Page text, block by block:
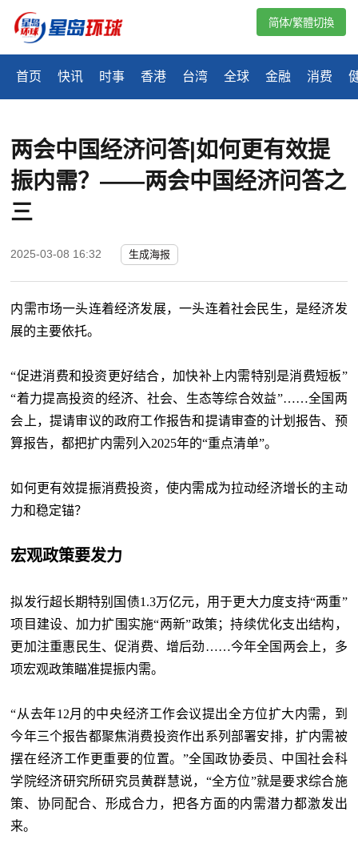
首页 快讯 时事 香港 台湾 全球 金融 消费
简体/繁體切換
两会中国经济问答|如何更有效提
振内需？——两会中国经济问答之
三
2025-03-08 16:32 生成海报
内需市场一头连着经济发展，一头连着社会民生，是经济发
展的主要依托。
“促进消费和投资更好结合，加快补上内需特别是消费短板”
“着力提高投资的经济、社会、生态等综合效益”……全国两
会上，提请审议的政府工作报告和提请审查的计划报告、预
算报告，都把扩内需列入2025年的“重点清单”。
如何更有效提振消费投资，使内需成为拉动经济增长的主动
力和稳定锚？
宏观政策要发力
拟发行超长期特别国债1.3万亿元，用于更大力度支持“两重”
项目建设、加力扩围实施“两新”政策；持续优化支出结构，
更加注重惠民生、促消费、增后劲……今年全国两会上，多
项宏观政策瞄准提振内需。
“从去年12月的中央经济工作会议提出全方位扩大内需，到
今年三个报告都聚焦消费投资作出系列部署安排，扩内需被
摆在经济工作更重要的位置。”全国政协委员、中国社会科
学院经济研究所研究员黄群慧说，“全方位”就是要求综合施
策、协同配合、形成合力，把各方面的内需潜力都激发出
来。